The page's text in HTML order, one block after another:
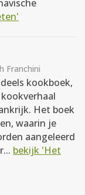
Franchini
kookboek,
Het boek
waarin je
aangeleerd
bekijk 'Het